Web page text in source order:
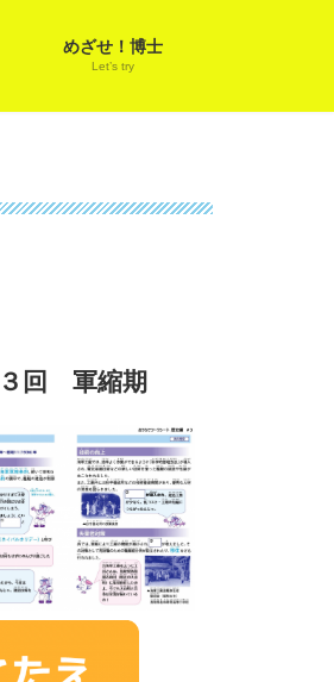
めざせ！博士
Let’s try
回 軍縮期